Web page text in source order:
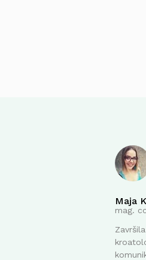
Maja
mag.